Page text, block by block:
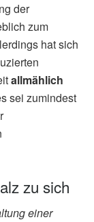
der
zum
hat sich
allmählich
sei zumindest
zu sich
einer